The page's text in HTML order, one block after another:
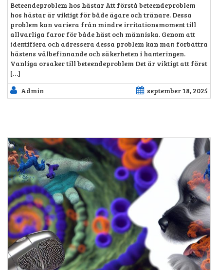
Beteendeproblem hos hästar Att förstå beteendeproblem
hos hästar är viktigt för både ägare och tränare. Dessa
problem kan variera från mindre irritationsmoment till
allvarliga faror för både häst och människa. Genom att
identifiera och adressera dessa problem kan man förbättra
hästens välbefinnande och säkerheten i hanteringen.
Vanliga orsaker till beteendeproblem Det är viktigt att först
[…]
Admin
september 18, 2025